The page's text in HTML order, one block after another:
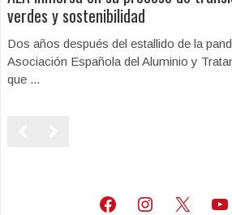
verdes y sostenibilidad
Dos años después del estallido de la
Asociación Española del Aluminio y
que ...
Facebook
Instagram
X